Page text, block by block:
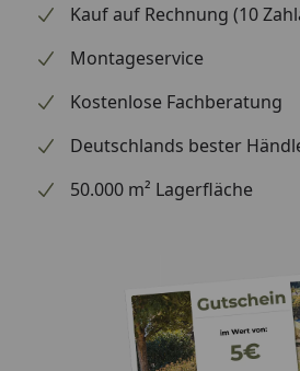
Kauf auf Rechnung (10
Montageservice
Kostenlose Fachberatung
Deutschlands bester
50.000 m² Lagerfläche